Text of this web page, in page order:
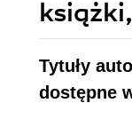
Tytuły
dostępne